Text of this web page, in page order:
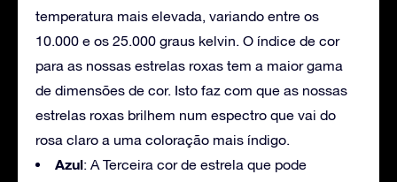
temperatura mais elevada, variando entre os
10.000 e os 25.000 graus kelvin. O índice de cor
para as nossas estrelas roxas tem a maior gama
de dimensões de cor. Isto faz com que as nossas
estrelas roxas brilhem num espectro que vai do
rosa claro a uma coloração mais índigo.
Azul: A Terceira cor de estrela que pode